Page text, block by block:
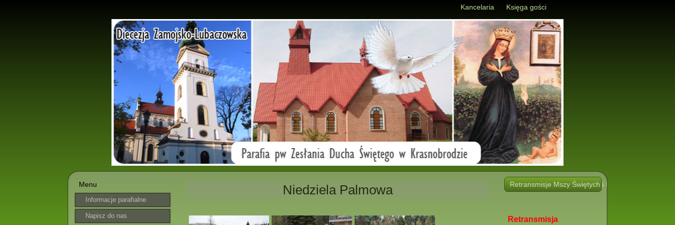
Kancelaria Księga gości
Menu
Informacje parafialne
Napisz do nas
Niedziela Palmowa Retransmisje Mszy Świętych i Nabożeństw i innych
Retransmisja